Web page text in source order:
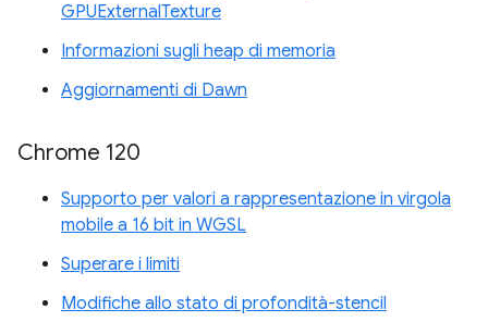
GPUExternalTexture
Informazioni sugli heap di memoria
Aggiornamenti di Dawn
Chrome 120
Supporto per valori a rappresentazione in virgola
mobile a 16 bit in WGSL
Superare i limiti
Modifiche allo stato di profondità-stencil